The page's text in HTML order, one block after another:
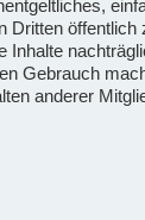
Gebrauch
anderer